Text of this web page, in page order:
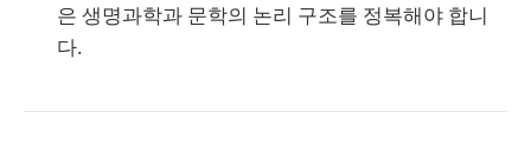
은 생명과학과 문학의 논리 구조를 정복해야 합니
다.